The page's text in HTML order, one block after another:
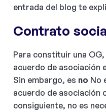
entrada del blog te
Contrato
Para constituir una
acuerdo de asociación
Sin embargo, es no No
acuerdo de asociación
consiguiente, no es